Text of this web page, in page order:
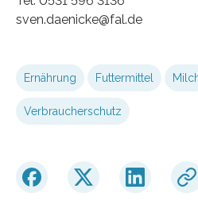
sven.daenicke@fal.de
Ernährung Futtermittel
Verbraucherschutz